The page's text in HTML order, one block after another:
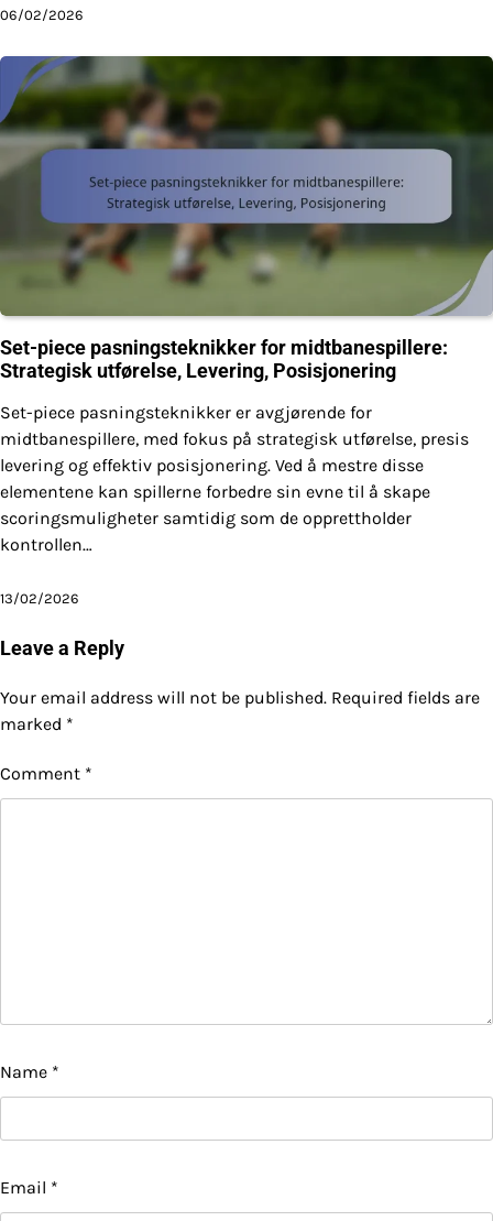
06/02/2026
Set-piece pasningsteknikker for midtbanespillere:
Strategisk utførelse, Levering, Posisjonering
Set-piece pasningsteknikker er avgjørende for
midtbanespillere, med fokus på strategisk utførelse, presis
levering og effektiv posisjonering. Ved å mestre disse
elementene kan spillerne forbedre sin evne til å skape
scoringsmuligheter samtidig som de opprettholder
kontrollen…
13/02/2026
Leave a Reply
Your email address will not be published. Required fields are
marked *
Comment *
Name *
Email *